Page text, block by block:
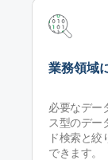
業務領域
必要なデー
ス型のデー
ド検索と
できます。